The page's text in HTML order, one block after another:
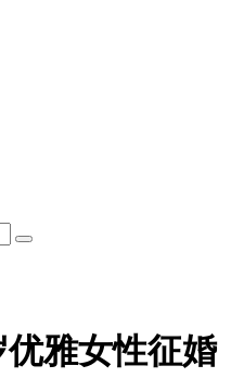
雅女性征婚